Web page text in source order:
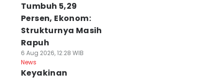
Tumbuh 5,29
Persen, Ekonom:
Strukturnya Masih
Rapuh
6 Aug 2026, 12:28 WIB
News
Keyakinan